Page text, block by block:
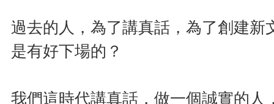
過去的人，為了講真話，為了創建
是有好下場的？
我們這時代講真話，做一個誠實的